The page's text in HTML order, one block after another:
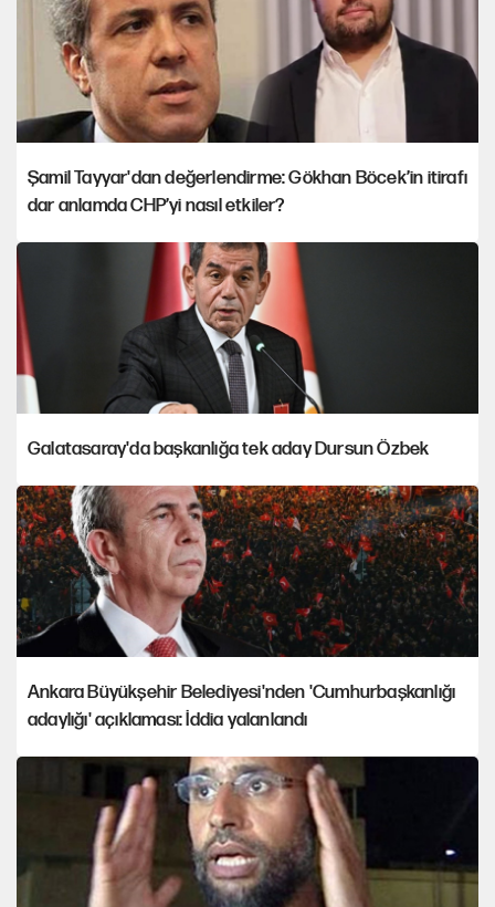
Şamil Tayyar'dan değerlendirme: Gökhan Böcek’in itirafı
dar anlamda CHP’yi nasıl etkiler?
Galatasaray'da başkanlığa tek aday Dursun Özbek
Ankara Büyükşehir Belediyesi'nden 'Cumhurbaşkanlığı
adaylığı' açıklaması: İddia yalanlandı